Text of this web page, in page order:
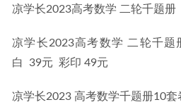
凉学长2023高考数学 二轮千题册
凉学长2023高考数学 二轮千题
白  39元  彩印 49元
凉学长2023 高考数学千题册10套